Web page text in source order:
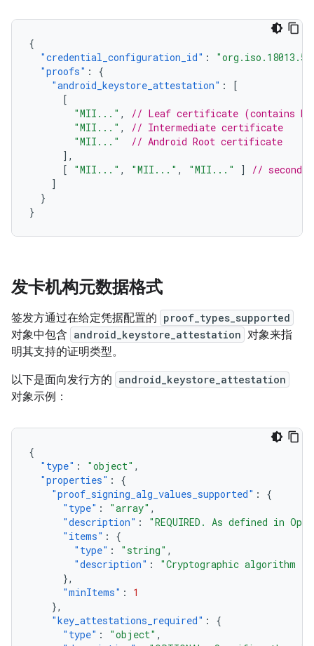
{
"credential_configuration_id" :
"proofs" :
{
"android_keystore_attestation" :
[
[
"MII..." ,
// Leaf certificate (contains
"MII..." ,
// Intermediate certificate
"MII..."
// Android Root certificate
],
[
"MII..." , "MII..." , "MII..." ]
// second
]
}
}
发卡机构元数据格式
签发方通过在给定凭据配置的 proof_types_supported
对象中包含 android_keystore_attestation 对象来指
明其支持的证明类型。
以下是面向发行方的 android_keystore_attestation
对象示例：
{
"type" : "object" ,
"properties" :
{
"proof_signing_alg_values_supported" :
{
"type" : "array" ,
"description" :
"REQUIRED. As defined in
"items" :
{
"type" : "string" ,
"description" :
"Cryptographic algorithm
},
"minItems" :
1
},
"key_attestations_required" :
{
"type" : "object" ,